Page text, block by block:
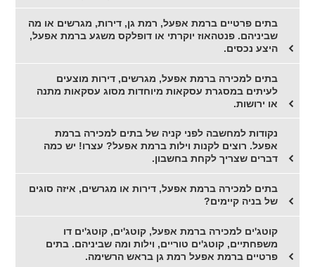
בתים פרטיים ברמת אפעל, רמת גן, דירות, מגרשים או מה
שביניהם. פנטהאוז יוקרתי או דופלקס משגע ברמת אפעל,
היצע נכסים.
בתים למכירה ברמת אפעל, מגרשים, דירות מוצעים
לעיתים במסגרת עסקאות מיוחדות מסוג עסקאות מתנה
או ירושות.
נקודות למחשבה לפני קניה של בתים למכירה ברמת
אפעל. רוצים לקנות וילות ברמת אפעל? עצרו! יש כמה
דברים שצריך לקחת בחשבון.
בתים למכירה ברמת אפעל, דירות או מגרשים, איזה סוגים
של בניה קיימים?
קוטג'ים למכירה ברמת אפעל, קוטג'ים, קוטג'ים דו
משפחתיים, קוטג'ים טוריים, וילות ומה שביניהם. בתים
פרטיים ברמת אפעל רמת גן בראש הרשימה.